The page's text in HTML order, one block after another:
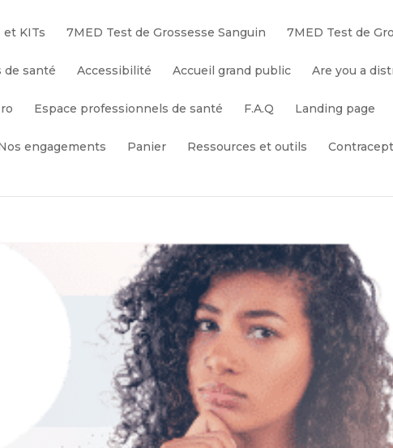
et KITs 7MED Test de Grossesse Sanguin 7MED Test de
de santé Accessibilité Accueil grand public Are you a
Espace professionnels de santé F.A.Q Landing page
engagements Panier Ressources et outils